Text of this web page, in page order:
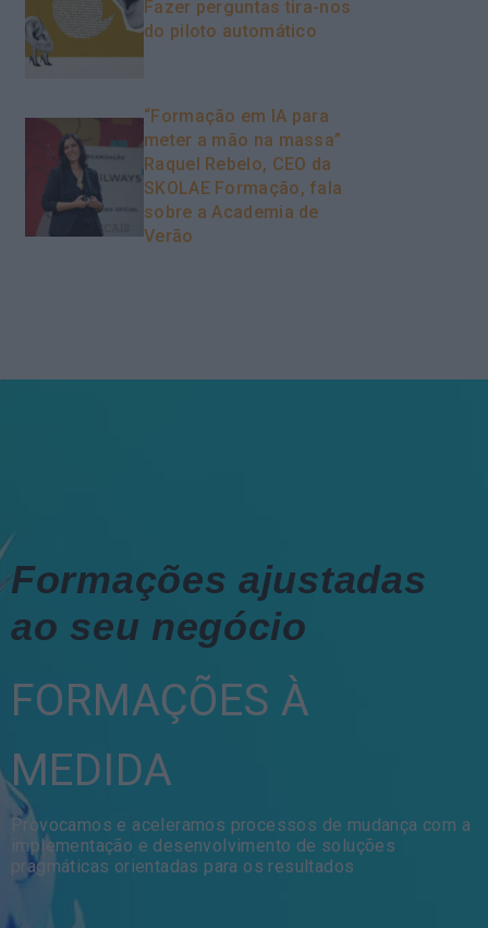
Fazer perguntas tira-nos
do piloto automático
“Formação em IA para
meter a mão na massa”
Raquel Rebelo, CEO da
SKOLAE Formação, fala
sobre a Academia de
Verão
Formações ajustadas
ao seu negócio
FORMAÇÕES À
MEDIDA
Provocamos e aceleramos processos de mudança com a
implementação e desenvolvimento de soluções
pragmáticas orientadas para os resultados